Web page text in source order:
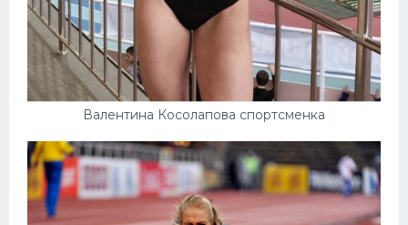
Валентина Косолапова спортсменка